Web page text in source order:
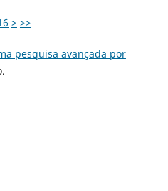
> >>
pesquisa avançada por